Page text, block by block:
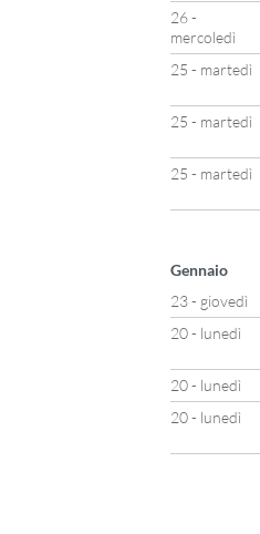
26 -
mercoledì
25 - martedì
25 - martedì
25 - martedì
Gennaio
23 - giovedì
20 - lunedì
20 - lunedì
20 - lunedì